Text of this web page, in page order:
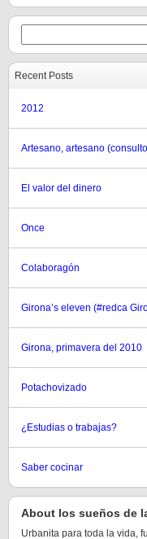
Recent Posts
2012
Artesano, artesano
El valor del dinero
Once
Colaboragón
Girona’s eleven (#redca
Girona, primavera del 2010
Potachovizado
¿Estudias o trabajas?
Saber cocinar
About los sueños de
Urbanita para toda la vida,